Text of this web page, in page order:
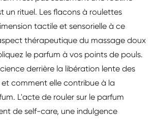
un rituel. Les flacons à roulettes
tactile et sensorielle à ce
thérapeutique du massage doux
le parfum à vos points de pouls.
derrière la libération lente des
et comment elle contribue à la
L'acte de rouler sur le parfum
de self-care, une indulgence